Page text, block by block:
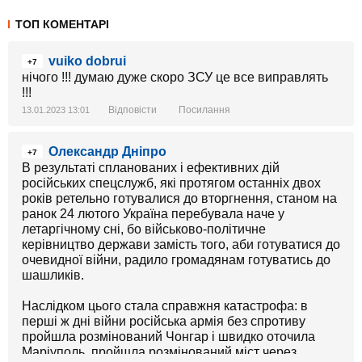
ТОП КОМЕНТАРІ
+7
vuiko dobrui
нічого !!! думаю дуже скоро ЗСУ це все виправлять
!!!
13.01.2023 13:01 Відповісти Посилання
+7
Олександр Дніпро
В результаті спланованих і ефективних дій
російських спецслужб, які протягом останніх двох
років ретельно готувалися до вторгнення, станом на
ранок 24 лютого Україна перебувала наче у
летаргічному сні, бо військово-політичне
керівництво держави замість того, аби готуватися до
очевидної війни, радило громадянам готуватись до
шашликів.
Наслідком цього стала справжня катастрофа: в
перші ж дні війни російська армія без спротиву
пройшла розмінований Чонгар і швидко оточила
Маріуполь, пройшла розмінований міст через